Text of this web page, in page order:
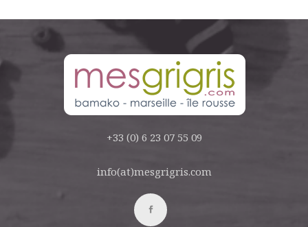
+33 (0) 6 23 07 55 09
info(at)mesgrigris.com